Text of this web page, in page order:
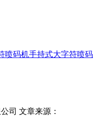
喷码机手持式大字符喷码
司 文章来源：